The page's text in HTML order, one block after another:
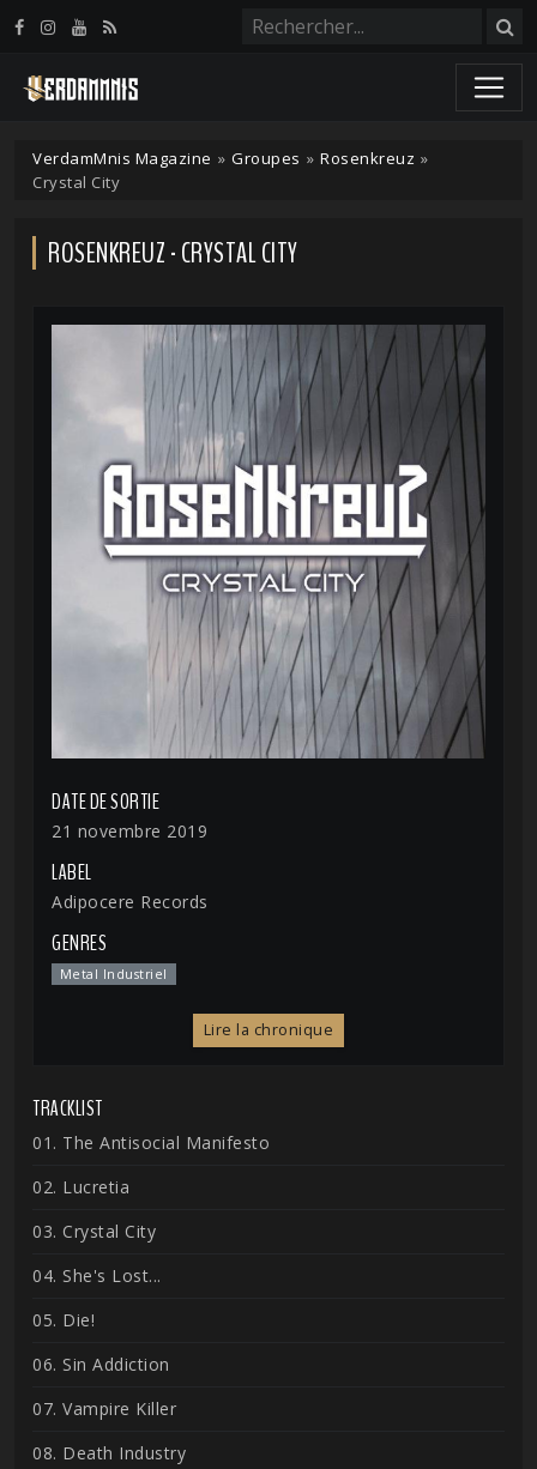
VerdamMnis Magazine » Groupes » Rosenkreuz »
Crystal City
ROSENKREUZ - CRYSTAL CITY
DATE DE SORTIE
21 novembre 2019
LABEL
Adipocere Records
GENRES
Metal Industriel
Lire la chronique
TRACKLIST
01. The Antisocial Manifesto
02. Lucretia
03. Crystal City
04. She's Lost...
05. Die!
06. Sin Addiction
07. Vampire Killer
08. Death Industry
Panneau de gestion des cookies